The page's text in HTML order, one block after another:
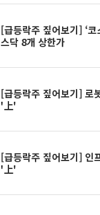
[급등락주 짚어보기] ‘
스닥 8개 상한가
[급등락주 짚어보기] 로
'上'
[급등락주 짚어보기] 인
'上'